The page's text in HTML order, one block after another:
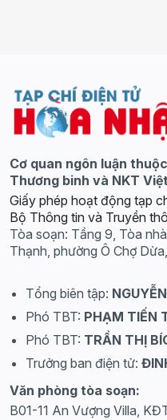
Cơ quan ngôn luận
Thương binh và NKT
Giấy phép hoạt động tạp
Bộ Thông tin và Truyền
Tòa soạn: Tầng 9, Tòa
Thạnh, phường Ô Chợ
Tổng biên tập:
Phó TBT: PHẠM TIẾN
Phó TBT: TRẦN THỊ
Trưởng ban điện tử:
Văn phòng tòa soạn:
B01-11 An Vượng Villa,